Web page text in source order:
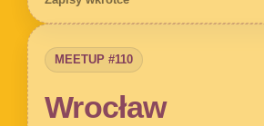
MEETUP #110
Wrocław